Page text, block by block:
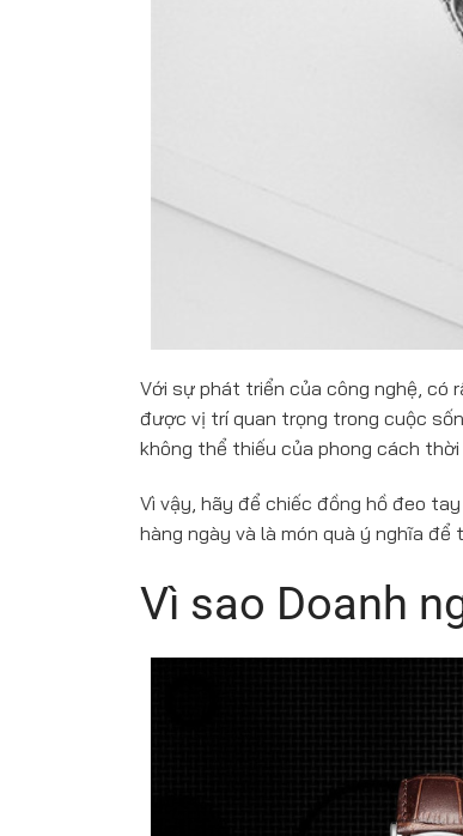
Với sự phát triển của công nghệ, có
được vị trí quan trọng trong cuộc
không thể thiếu của phong cách
Vì vậy, hãy để chiếc đồng hồ đeo
hàng ngày và là món quà ý nghĩa
Vì sao Doanh